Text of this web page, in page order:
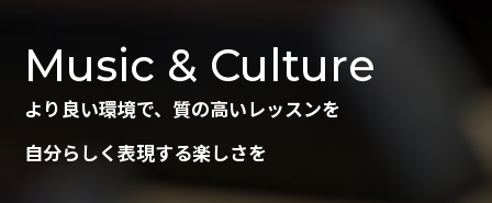
Music & Culture
より良い環境で、質の高いレッスンを
自分らしく表現する楽しさを